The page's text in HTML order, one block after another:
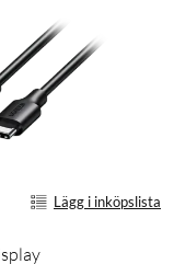
Lägg i inköpslista